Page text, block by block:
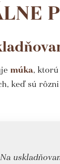
múka, ktorú
keď sú
Na